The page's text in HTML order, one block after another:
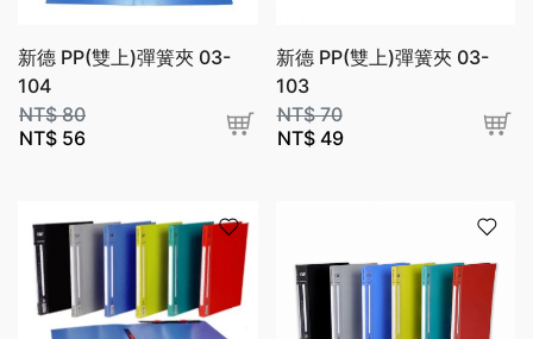
新德 PP(雙上)彈簧夾 03-
104
NT$80
NT$ 56
新德 PP(雙上)彈簧夾 03-
103
NT$70
NT$49